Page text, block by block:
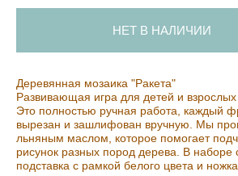
НЕТ В НАЛИЧИИ
Деревянная мозаика "Ракета"
Развивающая игра для детей и взрослых
Это полностью ручная работа, каждый
вырезан и зашлифован вручную. Мы
льняным маслом, которое помогает
рисунок разных пород дерева. В наборе
подставка с рамкой белого цвета и